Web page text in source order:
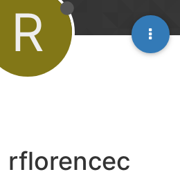
R
rflorencec